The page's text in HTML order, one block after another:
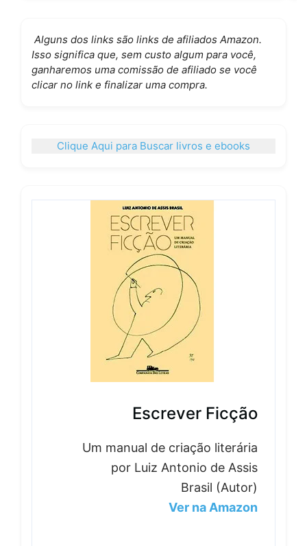
Alguns dos links são links de afiliados Amazon.
Isso significa que, sem custo algum para você,
ganharemos uma comissão de afiliado se você
clicar no link e finalizar uma compra.
Clique Aqui para Buscar livros e ebooks
Escrever Ficção
Um manual de criação literária
por Luiz Antonio de Assis
Brasil (Autor)
Ver na Amazon